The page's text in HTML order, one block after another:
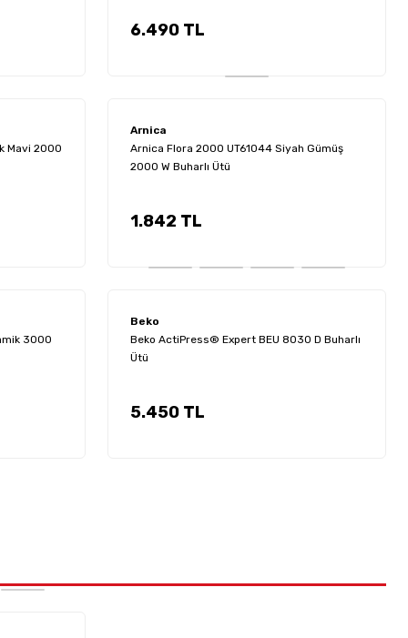
6.999 TL
Grundig HS 7031 Botanika Biberiye Yağ Terapisi Saç Düzleştirici
6.490 TL
Mavi 2000
Arnica
Arnica Flora 2000 UT61044 Siyah Gümüş
2000 W Buharlı Ütü
1.842 TL
3000
Beko
Beko ActiPress® Expert BEU 8030 D Buharlı
Ütü
5.450 TL